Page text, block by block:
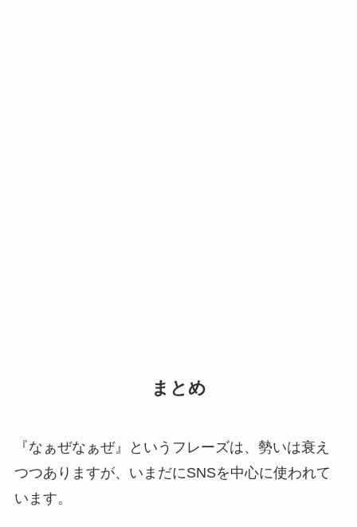
まとめ
『なぁぜなぁぜ』というフレーズは、勢いは衰え
つつありますが、いまだにSNSを中心に使われて
います。